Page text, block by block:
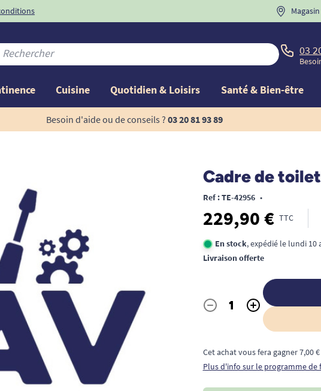
BIENVENUE"
03
Cuisine Quotidien & Loisirs Santé & Bien-être
Besoin d'aide ou de conseils ? 03 20 81 93 89
Cadre de
Ref : TE-42956 •
229,90 € TTC
En stock, expédié le lundi 10
Livraison offerte
Quantité
- +
Cet achat vous fera gagner 7,00
Plus d'info sur le programme de